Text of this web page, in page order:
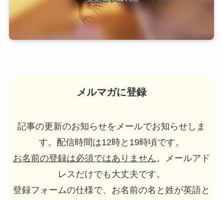
メルマガに登録
記事の更新のお知らせをメールでお知らせしま
す。配信時間は12時と19時頃です。
お名前の登録は必須ではありません。メールアド
レスだけでも大丈夫です。
登録フォームの仕様で、お名前の名と姓が英語と